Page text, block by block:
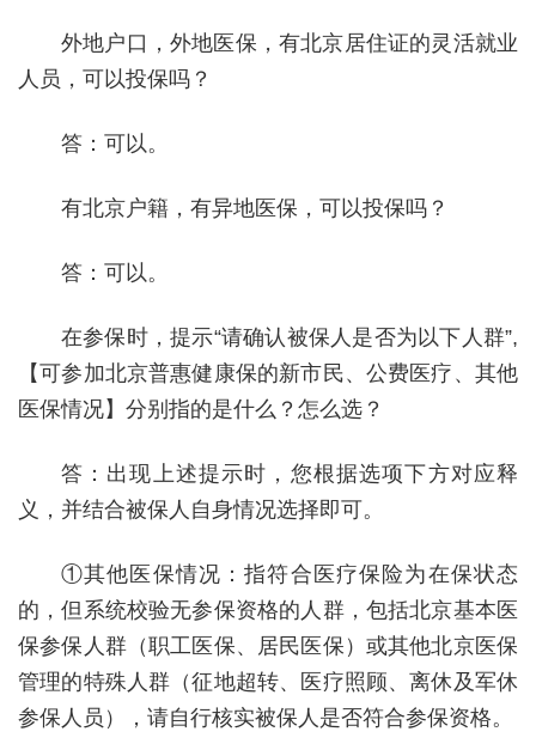
外地户口，外地医保，有北京居住证的灵活就业
人员，可以投保吗？
答：可以。
有北京户籍，有异地医保，可以投保吗？
答：可以。
在参保时，提示“请确认被保人是否为以下人群”,
【可参加北京普惠健康保的新市民、公费医疗、其他
医保情况】分别指的是什么？怎么选？
答：出现上述提示时，您根据选项下方对应释
义，并结合被保人自身情况选择即可。
①其他医保情况：指符合医疗保险为在保状态
的，但系统校验无参保资格的人群，包括北京基本医
保参保人群（职工医保、居民医保）或其他北京医保
管理的特殊人群（征地超转、医疗照顾、离休及军休
参保人员），请自行核实被保人是否符合参保资格。